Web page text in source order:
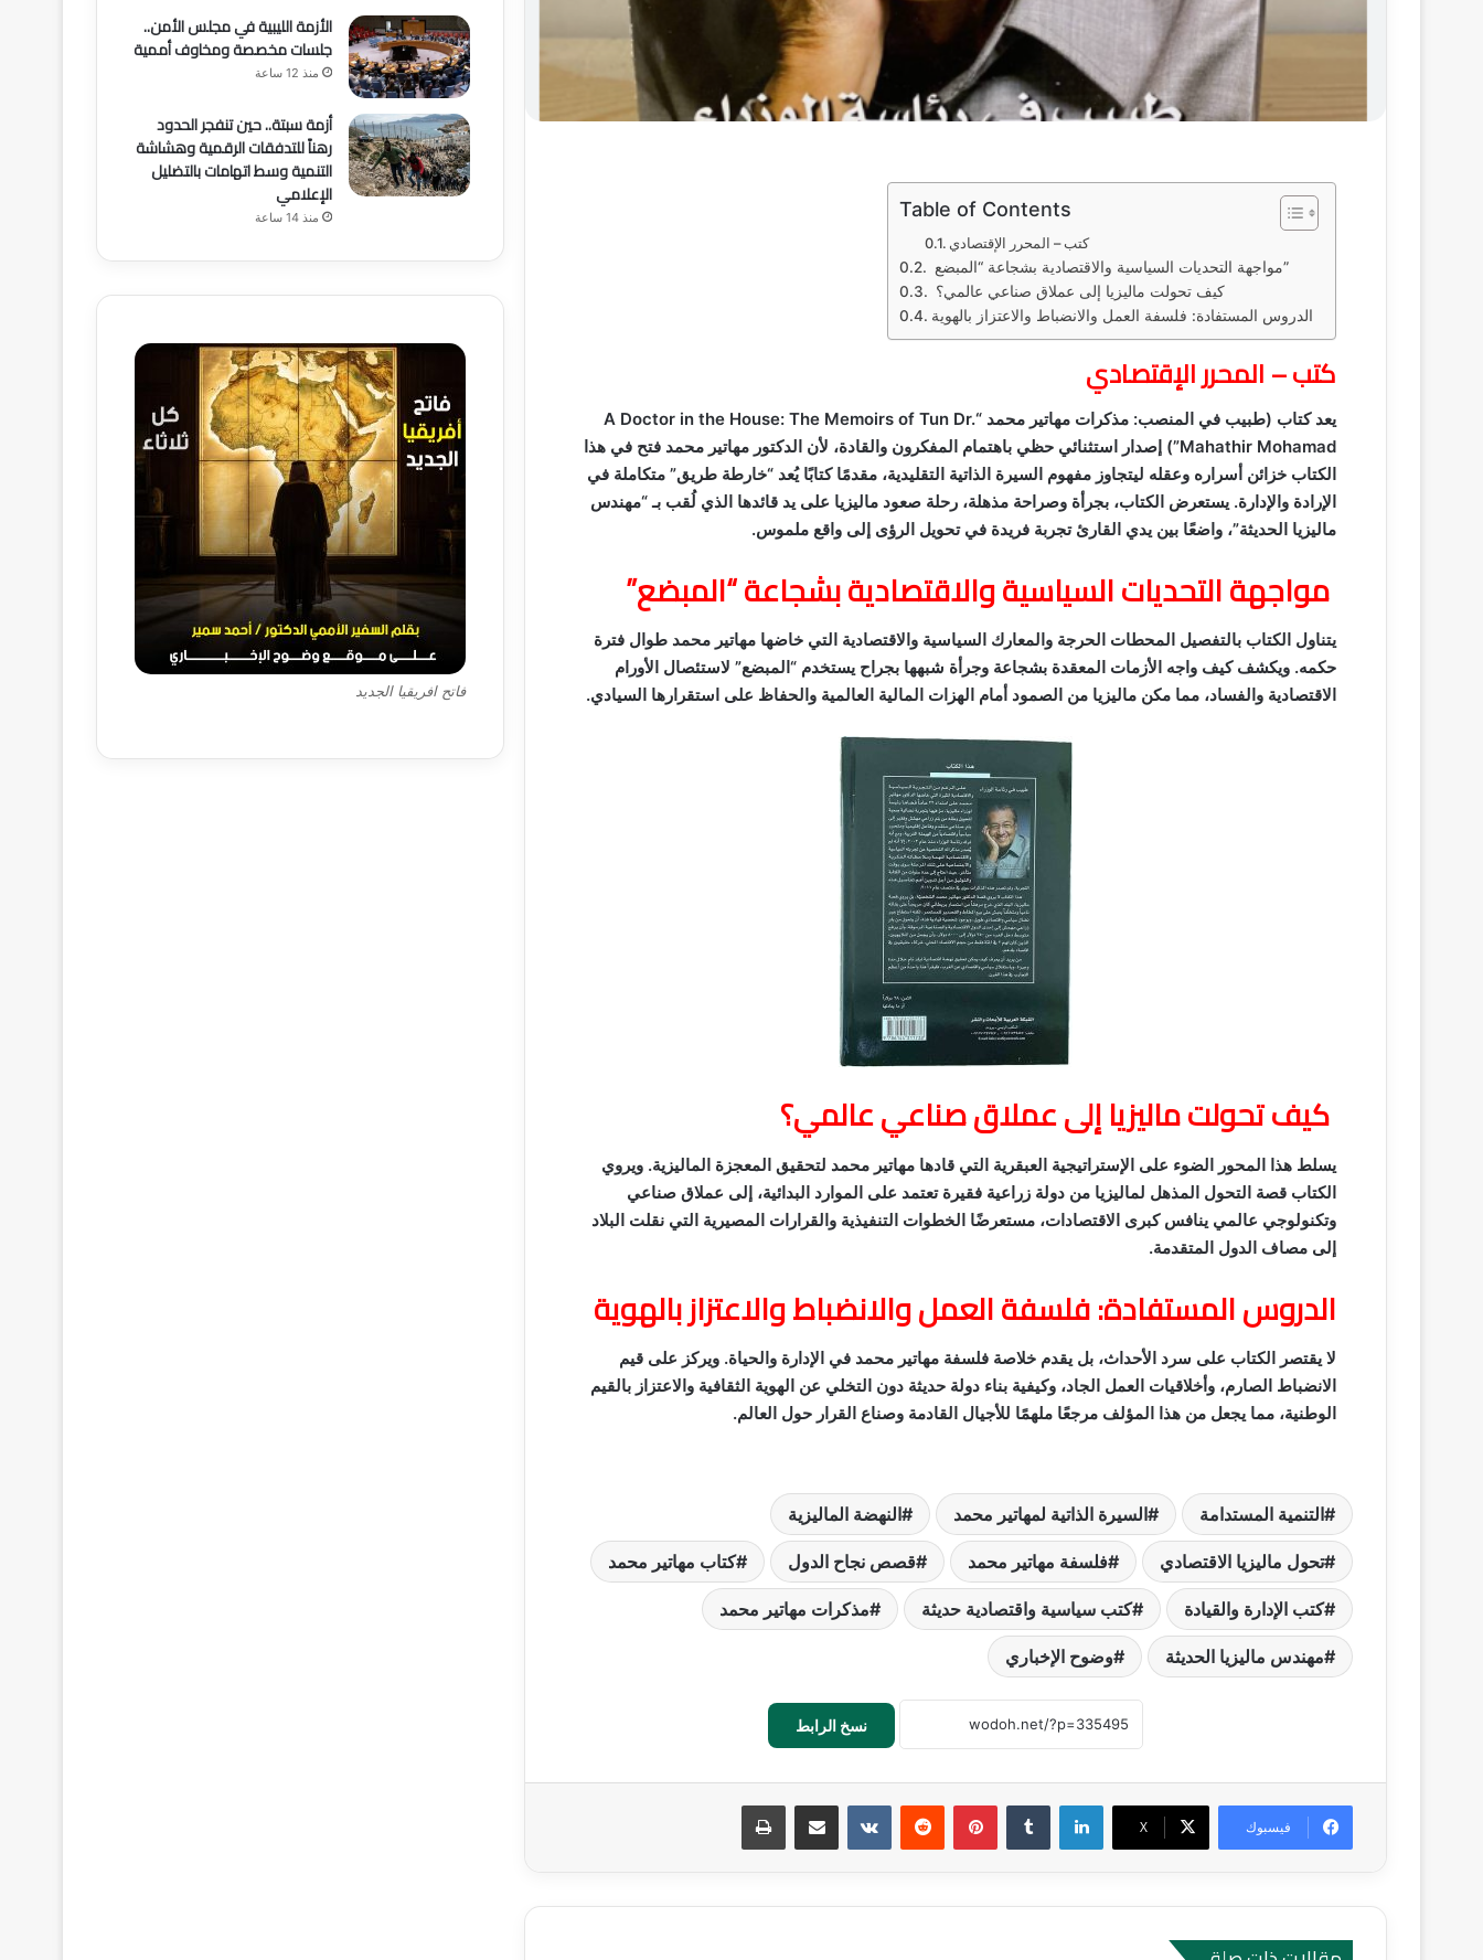
Table of Contents
كتب – المحرر الإقتصادي
مواجهة التحديات السياسية والاقتصادية بشجاعة “المبضع”
كيف تحولت ماليزيا إلى عملاق صناعي عالمي؟
الدروس المستفادة: فلسفة العمل والانضباط والاعتزاز بالهوية
كتب – المحرر الإقتصادي
يعد كتاب (طبيب في المنصب: مذكرات مهاتير محمد “A Doctor in the House: The Memoirs of Tun Dr.
Mahathir Mohamad”) إصدار استثنائي حظي باهتمام المفكرون والقادة، لأن الدكتور مهاتير محمد فتح في هذا
الكتاب خزائن أسراره وعقله ليتجاوز مفهوم السيرة الذاتية التقليدية، مقدمًا كتابًا يُعد “خارطة طريق” متكاملة في
الإرادة والإدارة. يستعرض الكتاب، بجرأة وصراحة مذهلة، رحلة صعود ماليزيا على يد قائدها الذي لُقب بـ “مهندس
ماليزيا الحديثة”، واضعًا بين يدي القارئ تجربة فريدة في تحويل الرؤى إلى واقع ملموس.
مواجهة التحديات السياسية والاقتصادية بشجاعة “المبضع”
يتناول الكتاب بالتفصيل المحطات الحرجة والمعارك السياسية والاقتصادية التي خاضها مهاتير محمد طوال فترة
حكمه. ويكشف كيف واجه الأزمات المعقدة بشجاعة وجرأة شبهها بجراح يستخدم “المبضع” لاستئصال الأورام
الاقتصادية والفساد، مما مكن ماليزيا من الصمود أمام الهزات المالية العالمية والحفاظ على استقرارها السيادي.
كيف تحولت ماليزيا إلى عملاق صناعي عالمي؟
يسلط هذا المحور الضوء على الإستراتيجية العبقرية التي قادها مهاتير محمد لتحقيق المعجزة الماليزية. ويروي
الكتاب قصة التحول المذهل لماليزيا من دولة زراعية فقيرة تعتمد على الموارد البدائية، إلى عملاق صناعي
وتكنولوجي عالمي ينافس كبرى الاقتصادات، مستعرضًا الخطوات التنفيذية والقرارات المصيرية التي نقلت البلاد
إلى مصاف الدول المتقدمة.
الدروس المستفادة: فلسفة العمل والانضباط والاعتزاز بالهوية
لا يقتصر الكتاب على سرد الأحداث، بل يقدم خلاصة فلسفة مهاتير محمد في الإدارة والحياة. ويركز على قيم
الانضباط الصارم، وأخلاقيات العمل الجاد، وكيفية بناء دولة حديثة دون التخلي عن الهوية الثقافية والاعتزاز بالقيم
الوطنية، مما يجعل من هذا المؤلف مرجعًا ملهمًا للأجيال القادمة وصناع القرار حول العالم.
التنمية المستدامة السيرة الذاتية لمهاتير محمد النهضة الماليزية
تحول ماليزيا الاقتصادي فلسفة مهاتير محمد قصص نجاح الدول كتاب مهاتير محمد
كتب الإدارة والقيادة كتب سياسية واقتصادية حديثة مذكرات مهاتير محمد
مهندس ماليزيا الحديثة وضوح الإخباري
نسخ الرابط
فيسبوك ‫X
لينكدإن بينتيريست
الأزمة الليبية في مجلس الأمن..
جلسات مخصصة ومخاوف أممية
منذ 12 ساعة
أزمة سبتة.. حين تنفجر الحدود
رهناً للتدفقات الرقمية وهشاشة
التنمية وسط اتهامات بالتضليل
الإعلامي
منذ 14 ساعة
فاتح افريقيا الجديد